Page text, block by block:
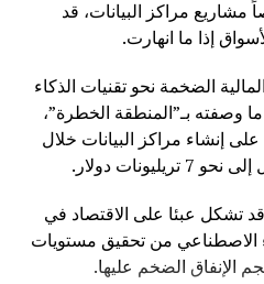
مراكز البيانات، قد
إذا ما انهارت.
الضخمة نحو تقنيات الذكاء
وصفته بـ”المنطقة الخطرة”،
إنشاء مراكز البيانات خلال
دولار.
تشكل عبئا على الاقتصاد في
الاصطناعي من تحقيق مستويات
الإنفاق الضخم عليها.